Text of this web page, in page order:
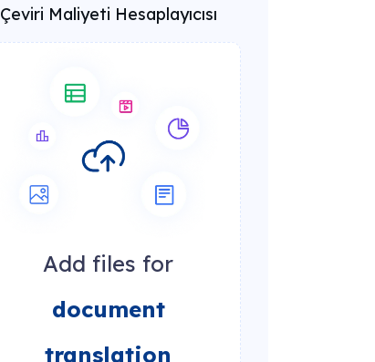
Çeviri Maliyeti Hesaplayıcısı
Add files for
document
translation